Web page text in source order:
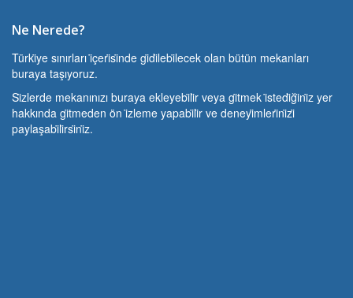
Ne Nerede?
Türki̇ye sınırları i̇çeri̇si̇nde gi̇di̇lebi̇lecek olan bütün mekanları
buraya taşıyoruz.
Si̇zlerde mekanınızı buraya ekleyebi̇li̇r veya gi̇tmek i̇stedi̇ği̇ni̇z yer
hakkında gi̇tmeden ön i̇zleme yapabi̇li̇r ve deneyi̇mleri̇ni̇zi̇
paylaşabi̇li̇rsi̇ni̇z.